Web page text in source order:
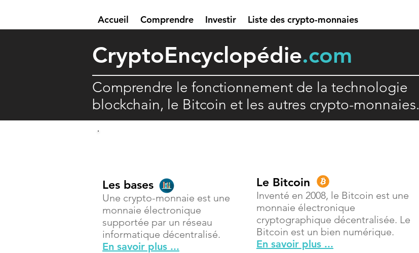
Accueil Comprendre Investir Liste des crypto-monnaies
CryptoEncyclopédie.com
Comprendre le fonctionnement de la technologie
blockchain, le Bitcoin et les autres crypto-monnaies.
Les bases
Une crypto-monnaie est une
monnaie électronique
supportée par un réseau
informatique décentralisé.
En savoir plus ...
Le Bitcoin
Inventé en 2008, le Bitcoin est une
monnaie électronique
cryptographique décentralisée. Le
Bitcoin est un bien numérique.
En savoir plus ...